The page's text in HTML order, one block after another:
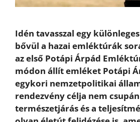
Idén tavasszal egy
bővül a hazai emléktúrák
az első Potápi Árpád
módon állít emléket Potápi
egykori nemzetpolitikai
rendezvény célja nem
természetjárás és a